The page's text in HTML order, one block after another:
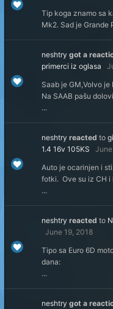
Tip koga znamo sa
Mk2. Sad je Grande
neshtry got a
primerci iz oglasa
Saab je GM,Volvo je
Na SAAB pašu
...
neshtry reacted to
1.4 16v 105KS
Auto je ocarinjen i
fotki. Ove su iz CH i
...
neshtry reacted to
June 19, 2018
Tipo sa Euro 6D
dana:
...
neshtry got a